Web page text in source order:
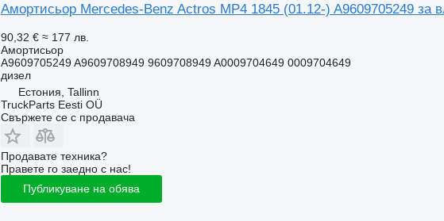
Амортисьор Mercedes-Benz Actros MP4 1845 (01.12-) A9609705249 за
90,32 € ≈ 177 лв.
Амортисьор
A9609705249 A9609708949 9609708949 A0009704649 0009704649
дизел
Естония, Tallinn
TruckParts Eesti OÜ
Свържете се с продавача
Продавате техника?
Правете го заедно с нас!
Публикуване на обява